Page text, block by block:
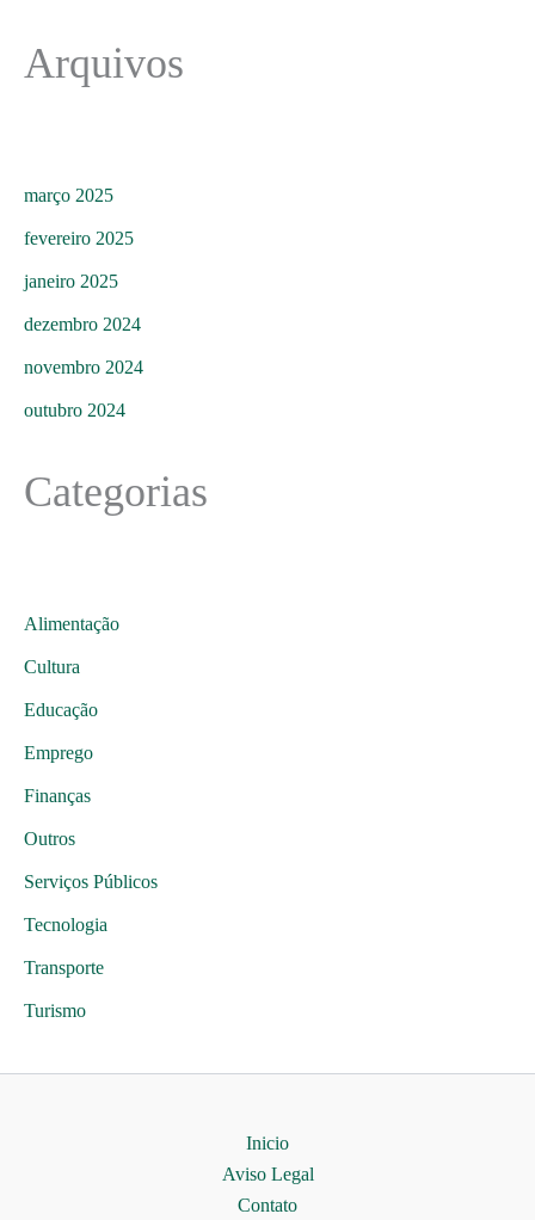
Arquivos
março 2025
fevereiro 2025
janeiro 2025
dezembro 2024
novembro 2024
outubro 2024
Categorias
Alimentação
Cultura
Educação
Emprego
Finanças
Outros
Serviços Públicos
Tecnologia
Transporte
Turismo
Inicio
Aviso Legal
Contato